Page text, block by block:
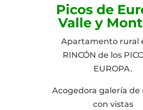
Picos de
Valle y
Apartamento rural
RINCÓN de los
EUROPA.
Acogedora galería de
con vistas